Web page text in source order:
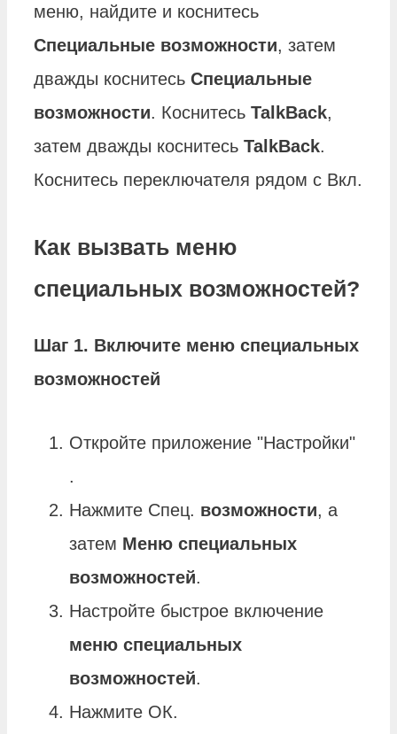
меню, найдите и коснитесь
Специальные возможности, затем
дважды коснитесь Специальные
возможности. Коснитесь TalkBack,
затем дважды коснитесь TalkBack.
Коснитесь переключателя рядом с Вкл.
Как вызвать меню
специальных возможностей?
Шаг 1. Включите меню специальных
возможностей
Откройте приложение "Настройки"
.
Нажмите Спец. возможности, а
затем Меню специальных
возможностей.
Настройте быстрое включение
меню специальных
возможностей.
Нажмите ОК.